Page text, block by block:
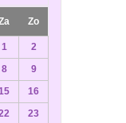
Zo
1
2
8
9
16
23